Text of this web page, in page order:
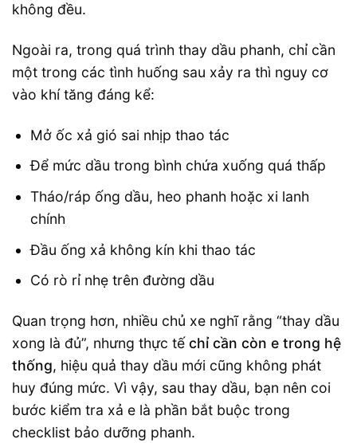
không đều.
Ngoài ra, trong quá trình thay dầu phanh, chỉ cần
một trong các tình huống sau xảy ra thì nguy cơ
vào khí tăng đáng kể:
Mở ốc xả gió sai nhịp thao tác
Để mức dầu trong bình chứa xuống quá thấp
Tháo/ráp ống dầu, heo phanh hoặc xi lanh
chính
Đầu ống xả không kín khi thao tác
Có rò rỉ nhẹ trên đường dầu
Quan trọng hơn, nhiều chủ xe nghĩ rằng “thay dầu
xong là đủ”, nhưng thực tế chỉ cần còn e trong hệ
thống, hiệu quả thay dầu mới cũng không phát
huy đúng mức. Vì vậy, sau thay dầu, bạn nên coi
bước kiểm tra xả e là phần bắt buộc trong
checklist bảo dưỡng phanh.